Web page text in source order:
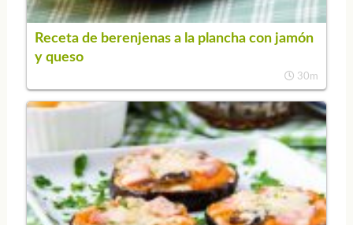
Receta de berenjenas a la plancha con jamón
y queso
30m